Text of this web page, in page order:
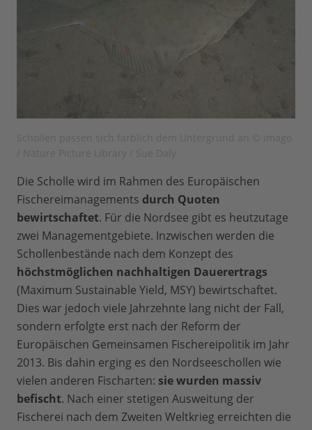
Die Scholle wird im Rahmen des Europäischen
Fischereimanagements durch Quoten
bewirtschaftet. Für die Nordsee gibt es heutzutage
zwei Managementgebiete. Inzwischen werden die
Schollenbestände nach dem Konzept des
höchstmöglichen nachhaltigen Dauerertrags
(Maximum Sustainable Yield, MSY) bewirtschaftet.
Dies war jedoch viele Jahrzehnte lang nicht der Fall,
sondern erfolgte erst nach der Reform der
Europäischen Gemeinsamen Fischereipolitik im Jahr
2013. Bis dahin erging es den Nordseeschollen wie
vielen anderen Fischarten: sie wurden massiv
befischt. Nach einer stetigen Ausweitung der
Fischerei nach dem Zweiten Weltkrieg erreichten die